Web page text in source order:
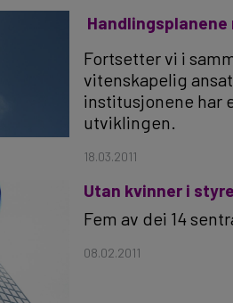

Fortsetter vi i
vitenskapelig
institusjonene har
utviklingen.
18.03.2011
Utan kvinner i
Fem av dei 14
08.02.2011